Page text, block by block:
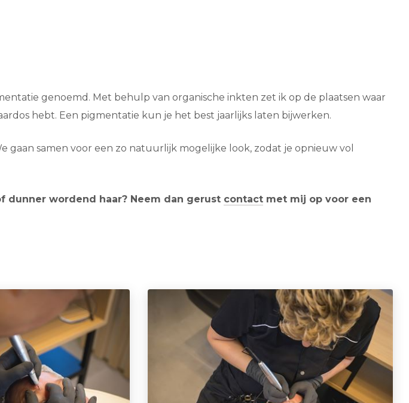
genoemd. Met behulp van organische inkten zet ik op de plaatsen waar
hebt. Een pigmentatie kun je het best jaarlijks laten bijwerken.
samen voor een zo natuurlijk mogelijke look, zodat je opnieuw vol
dunner wordend haar? Neem dan gerust contact met mij op voor een